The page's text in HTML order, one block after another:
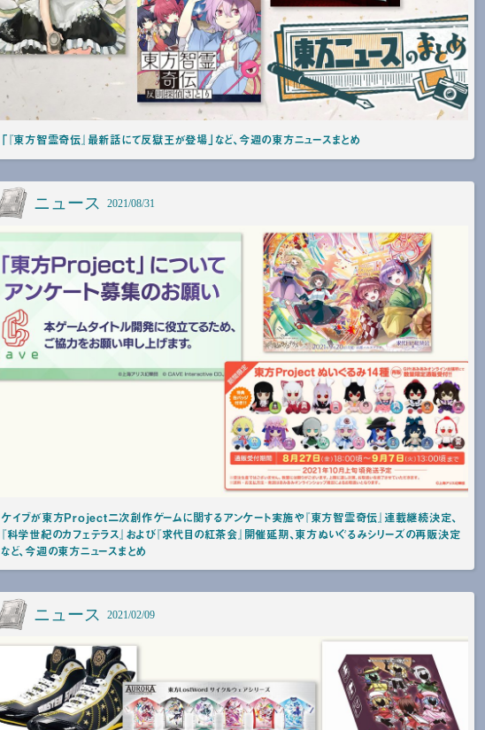
「『東方智霊奇伝』最新話にて反獄王が登場」など、今週の東方ニュースまとめ
ニュース 2021/08/31
ケイブが東方Project二次創作ゲームに関するアンケート実施や『東方智霊奇伝』連載継続決定、
『科学世紀のカフェテラス』および『求代目の紅茶会』開催延期、東方ぬいぐるみシリーズの再販決定
など、今週の東方ニュースまとめ
ニュース 2021/02/09